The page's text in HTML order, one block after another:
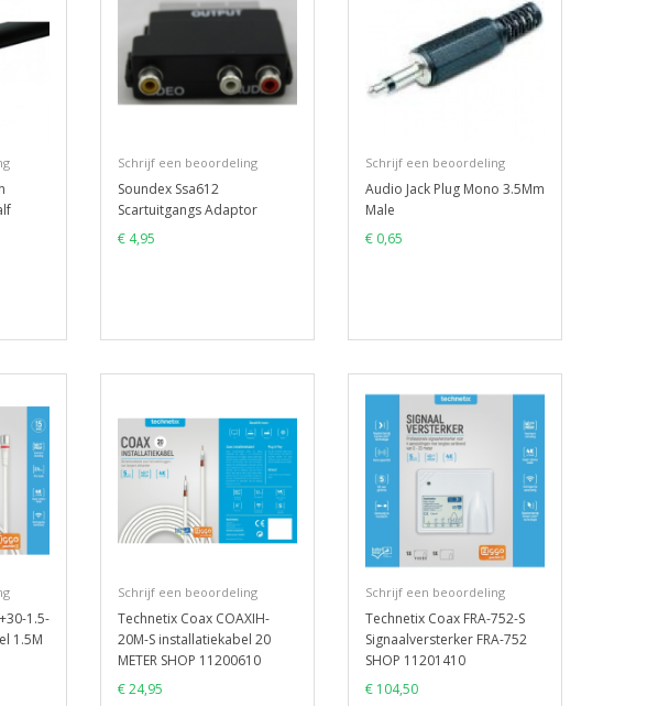
Schrijf een beoordeling
Soundex Ssa612
Scartuitgangs Adaptor
€ 4,95
Schrijf een beoordeling
Audio Jack Plug Mono 3.5Mm
Male
€ 0,65
1.5-
1.5M
Schrijf een beoordeling
Technetix Coax COAXIH-
20M-S installatiekabel 20
METER SHOP 11200610
€ 24,95
Schrijf een beoordeling
Technetix Coax FRA-752-S
Signaalversterker FRA-752
SHOP 11201410
€ 104,50